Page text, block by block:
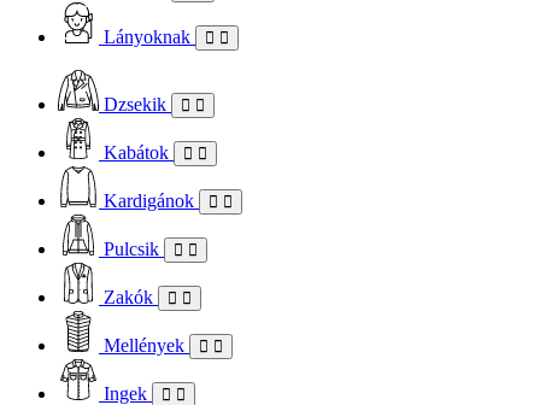
Lányoknak
Dzsekik
Kabátok
Kardigánok
Pulcsik
Zakók
Mellények
Ingek